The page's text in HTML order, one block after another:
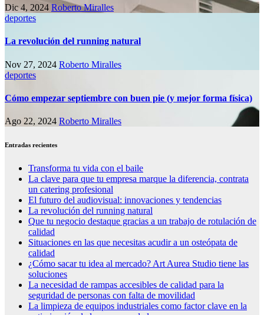
Dic 4, 2024 Roberto Miralles
deportes
La revolución del running natural
Nov 27, 2024 Roberto Miralles
deportes
Cómo empezar septiembre con buen pie (y mejor forma física)
Ago 22, 2024 Roberto Miralles
Entradas recientes
Transforma tu vida con el baile
La clave para que tu empresa marque la diferencia, contrata
un catering profesional
El futuro del audiovisual: innovaciones y tendencias
La revolución del running natural
Que tu negocio destaque gracias a un trabajo de rotulación de
calidad
Situaciones en las que necesitas acudir a un osteópata de
calidad
¿Cómo sacar tu idea al mercado? Art Aurea Studio tiene las
soluciones
La necesidad de rampas accesibles de calidad para la
seguridad de personas con falta de movilidad
La limpieza de equipos industriales como factor clave en la